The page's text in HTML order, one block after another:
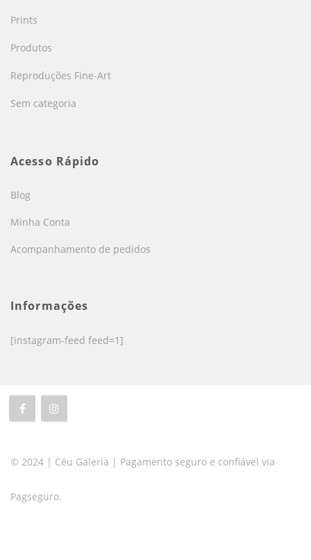
Prints
Produtos
Reproduções Fine-Art
Sem categoria
Acesso Rápido
Blog
Minha Conta
Acompanhamento de pedidos
Informações
[instagram-feed feed=1]
© 2024 | Céu Galeria | Pagamento seguro e confiável via
Pagseguro.